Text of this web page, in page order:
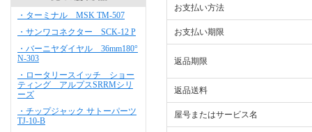
・ターミナル MSK TM-507
・サンワコネクター SCK-12 P
・バーニヤダイヤル 36mm180°
N-303
・ロータリースイッチ ショー
ティング アルプスSRRMシリ
ーズ
・チップジャック サトーパーツ
TJ-10-B
お支払い方法
お支払い期限
返品期限
返品送料
屋号またはサービス名